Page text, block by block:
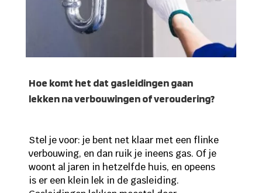
Hoe komt het dat gasleidingen gaan
lekken na verbouwingen of veroudering?
Stel je voor: je bent net klaar met een flinke
verbouwing, en dan ruik je ineens gas. Of je
woont al jaren in hetzelfde huis, en opeens
is er een klein lek in de gasleiding.